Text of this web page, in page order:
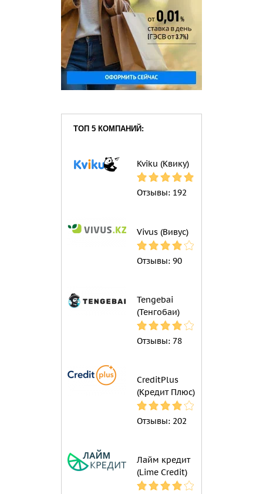
ТОП 5 КОМПАНИЙ:
Kviku (Квику)
Отзывы: 192
Vivus (Вивус)
Отзывы: 90
Tengebai
(Тенгобаи)
Отзывы: 78
CreditPlus
(Кредит Плюс)
Отзывы: 202
Лайм кредит
(Lime Credit)